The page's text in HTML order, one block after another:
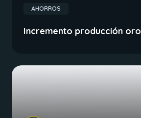
AHORROS
Incremento producción oro